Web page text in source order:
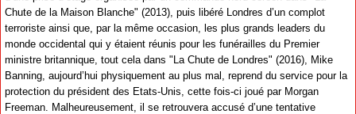
Chute de la Maison Blanche" (2013), puis libéré Londres d’un complot
terroriste ainsi que, par la même occasion, les plus grands leaders du
monde occidental qui y étaient réunis pour les funérailles du Premier
ministre britannique, tout cela dans "La Chute de Londres" (2016), Mike
Banning, aujourd’hui physiquement au plus mal, reprend du service pour la
protection du président des Etats-Unis, cette fois-ci joué par Morgan
Freeman. Malheureusement, il se retrouvera accusé d’une tentative